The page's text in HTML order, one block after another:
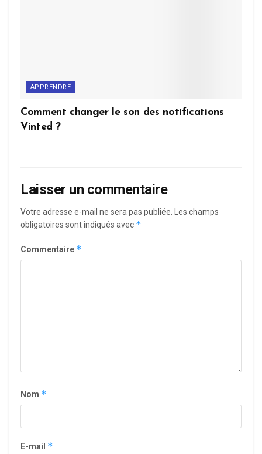
APPRENDRE
Comment changer le son des notifications
Vinted ?
Laisser un commentaire
Votre adresse e-mail ne sera pas publiée. Les champs
obligatoires sont indiqués avec *
Commentaire *
Nom *
E-mail *